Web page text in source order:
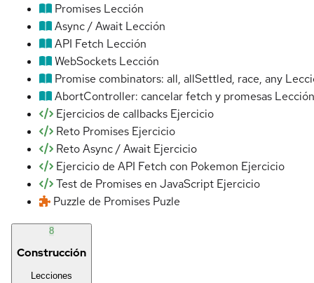
Promises Lección
Async / Await Lección
API Fetch Lección
WebSockets Lección
Promise combinators: all, allSettled, race, any
AbortController: cancelar fetch y promesas Lección
Ejercicios de callbacks Ejercicio
Reto Promises Ejercicio
Reto Async / Await Ejercicio
Ejercicio de API Fetch con Pokemon Ejercicio
Test de Promises en JavaScript Ejercicio
Puzzle de Promises Puzle
8
Construcción
Lecciones